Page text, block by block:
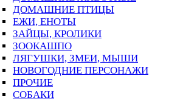
ДОМАШНИЕ ПТИЦЫ
ЕЖИ, ЕНОТЫ
ЗАЙЦЫ, КРОЛИКИ
ЗООКАШПО
ЛЯГУШКИ, ЗМЕИ, МЫШИ
НОВОГОДНИЕ ПЕРСОНАЖИ
ПРОЧИЕ
СОБАКИ